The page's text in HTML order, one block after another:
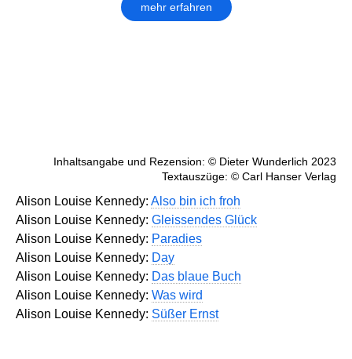
mehr erfahren
Inhaltsangabe und Rezension: © Dieter Wunderlich 2023
Textauszüge: © Carl Hanser Verlag
Alison Louise Kennedy: Also bin ich froh
Alison Louise Kennedy: Gleissendes Glück
Alison Louise Kennedy: Paradies
Alison Louise Kennedy: Day
Alison Louise Kennedy: Das blaue Buch
Alison Louise Kennedy: Was wird
Alison Louise Kennedy: Süßer Ernst